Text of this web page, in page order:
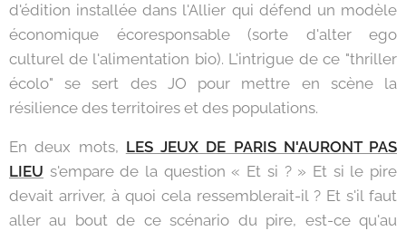
d'édition installée dans l'Allier qui défend un modèle
économique écoresponsable (sorte d'alter ego
culturel de l'alimentation bio). L'intrigue de ce "thriller
écolo" se sert des JO pour mettre en scène la
résilience des territoires et des populations.
En deux mots, LES JEUX DE PARIS N'AURONT PAS
LIEU s'empare de la question « Et si ? » Et si le pire
devait arriver, à quoi cela ressemblerait-il ? Et s'il faut
aller au bout de ce scénario du pire, est-ce qu'au